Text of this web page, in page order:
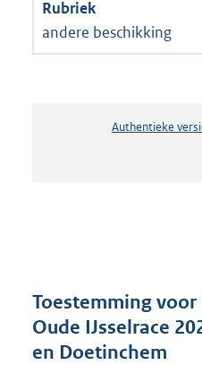
andere beschikking
Authentieke
Toestemming
Oude IJsselrace
en Doetinchem